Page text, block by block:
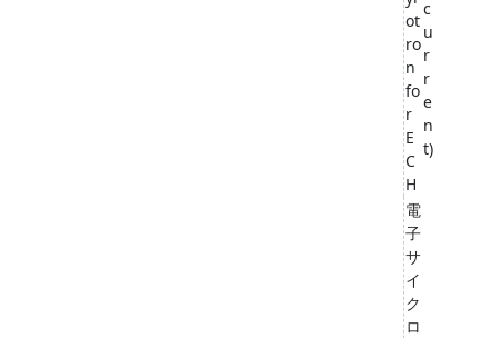
ot
ro
n
fo
r
E
C
H
c
u
r
r
e
n
t)
電
子
サ
イ
ク
ロ